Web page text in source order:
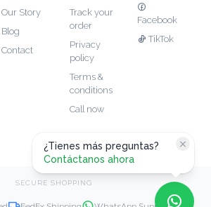
Our Story
Blog
Contact
Track your
order
Privacy
policy
Terms &
conditions
Call now
Facebook
TikTok
SECURE SHOPPING
¿Tienes más preguntas?
Contáctanos ahora